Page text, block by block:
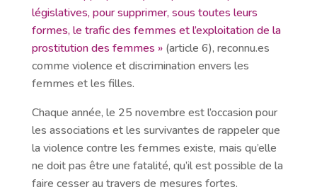
législatives, pour supprimer, sous toutes leurs
formes, le trafic des femmes et l’exploitation de la
prostitution des femmes »(article 6), reconnu.es
comme violence et discrimination envers les
femmes et les filles.
Chaque année, le 25 novembre est l’occasion pour
les associations et les survivantes de rappeler que
la violence contre les femmes existe, mais qu’elle
ne doit pas être une fatalité, qu’il est possible de la
faire cesser au travers de mesures fortes.